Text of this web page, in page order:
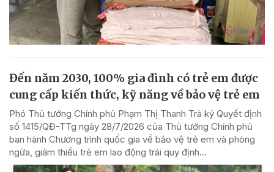
Đến năm 2030, 100% gia đình có trẻ em được
cung cấp kiến thức, kỹ năng về bảo vệ trẻ em
Phó Thủ tướng Chính phủ Phạm Thị Thanh Trà ký Quyết định
số 1415/QĐ-TTg ngày 28/7/2026 của Thủ tướng Chính phủ
ban hành Chương trình quốc gia về bảo vệ trẻ em và phòng
ngừa, giảm thiểu trẻ em lao động trái quy định...